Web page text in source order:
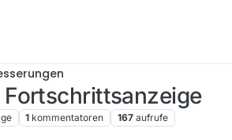
Fortschrittsanzeige
1 kommentatoren 167 aufrufe